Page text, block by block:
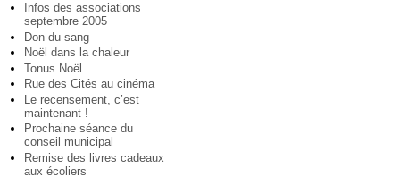
Infos des associations
septembre 2005
Don du sang
Noël dans la chaleur
Tonus Noël
Rue des Cités au cinéma
Le recensement, c’est
maintenant !
Prochaine séance du
conseil municipal
Remise des livres cadeaux
aux écoliers